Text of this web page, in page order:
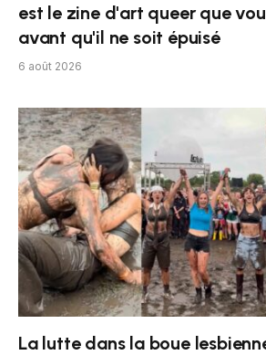
est le zine d'art queer que
avant qu'il ne soit épuisé
6 août 2026
La lutte dans la boue